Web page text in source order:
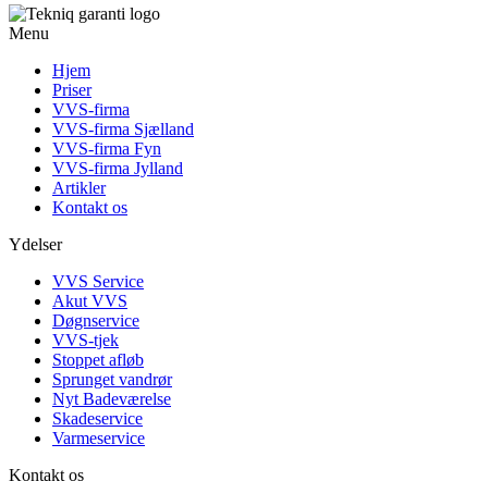
Menu
Hjem
Priser
VVS-firma
VVS-firma Sjælland
VVS-firma Fyn
VVS-firma Jylland
Artikler
Kontakt os
Ydelser
VVS Service
Akut VVS
Døgnservice
VVS-tjek
Stoppet afløb
Sprunget vandrør
Nyt Badeværelse
Skadeservice
Varmeservice
Kontakt os